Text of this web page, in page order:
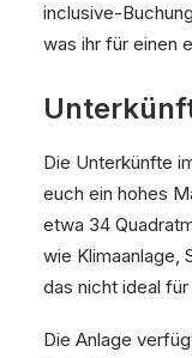
inclusive-
was ihr für einen
Die Unterkünfte
euch ein hohes
etwa 34
wie Klimaanlage,
das nicht ideal
Die Anlage